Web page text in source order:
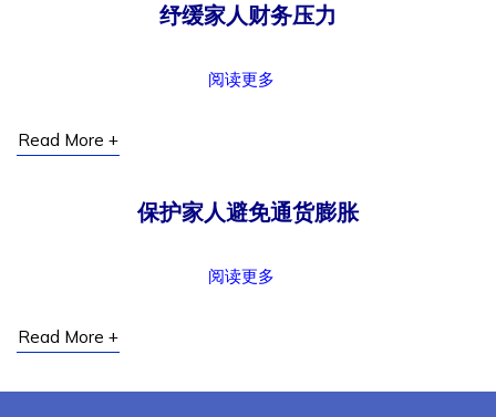
纾缓家人财务压力
阅读更多
Read More +
保护家人避免通货膨胀
阅读更多
Read More +